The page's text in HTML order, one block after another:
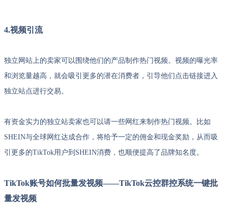
4.视频引流
独立网站上的卖家可以围绕他们的产品制作热门视频。视频的曝光率
和浏览量越高，就会吸引更多的潜在消费者，引导他们点击链接进入
独立站点进行交易。
有资金实力的独立站卖家也可以请一些网红来制作热门视频。比如
SHEIN与全球网红达成合作，将给予一定的佣金和现金奖励，从而吸
引更多的TikTok用户到SHEIN消费，也顺便提高了品牌知名度。
TikTok账号如何批量发视频——TikTok云控群控系统一键批
量发视频